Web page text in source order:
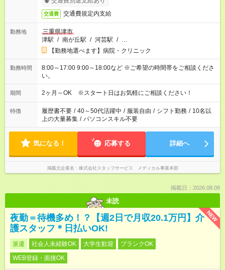
交通費 交通費規定内支給
勤務地
三重県津市
津駅 / 南が丘駅 / 河芸駅 / …
【勤務地選べます】病院・クリニック
勤務時間
8:00～17:00 9:00～18:00など ※ご希望の時間帯をご相談くださ
い。
期間 2ヶ月～OK ※スタート日はお気軽にご相談ください！
特徴 履歴書不要 / 40～50代活躍中 / 服装自由 / シフト勤務 / 10名以
上の大量募集 / パソコンスキル不要
気になる！ 応募する 詳細へ
掲載元企業名 株式会社スタッフサービス メディカル事業本部
掲載日：2026.08.08
未読
NEW
夜勤＝待機多め！？【週2日で月収20.1万円】介
護スタッフ＊日払いOK!
派遣 社会人未経験OK 大学生歓迎
ブランクOK
WEB登録・面接OK